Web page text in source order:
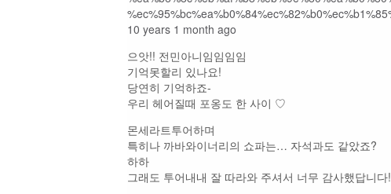
10 years 1 month ago
으앗!! 전민아니임임임임
기억못할리 있나요!
당연히 기억하죠-
우리 헤어질때 포옹도 한 사이 ♡
몬세라트투어하며
특히나 까바와이너리의 쇼파는… 자석과도 같았죠?
하하
그래도 투어내내 잘 따라와 주셔서 너무 감사했답니다!